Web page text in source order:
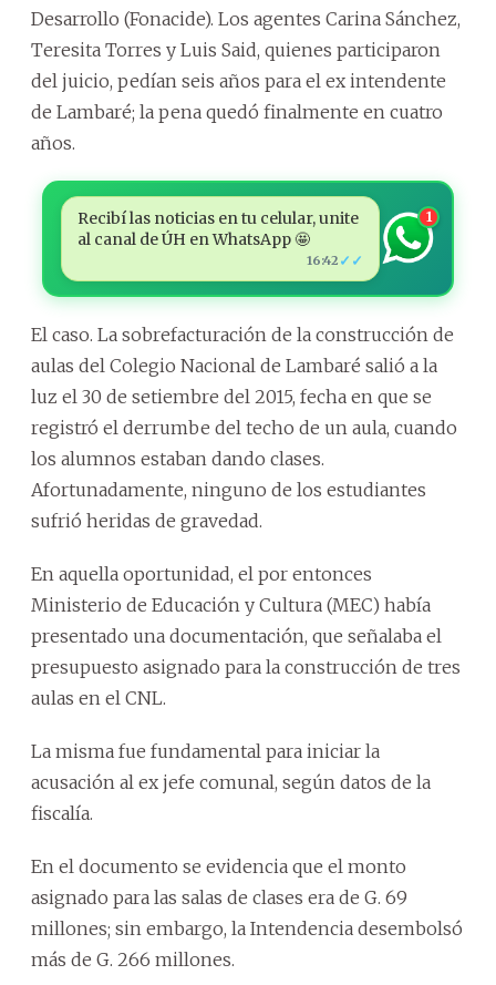
Desarrollo (Fonacide). Los agentes Carina Sánchez,
Teresita Torres y Luis Said, quienes participaron
del juicio, pedían seis años para el ex intendente
de Lambaré; la pena quedó finalmente en cuatro
años.
Recibí las noticias en tu celular, unite
al canal de ÚH en WhatsApp 🤩
16:42 ✓✓
1
El caso. La sobrefacturación de la construcción de
aulas del Colegio Nacional de Lambaré salió a la
luz el 30 de setiembre del 2015, fecha en que se
registró el derrumbe del techo de un aula, cuando
los alumnos estaban dando clases.
Afortunadamente, ninguno de los estudiantes
sufrió heridas de gravedad.
En aquella oportunidad, el por entonces
Ministerio de Educación y Cultura (MEC) había
presentado una documentación, que señalaba el
presupuesto asignado para la construcción de tres
aulas en el CNL.
La misma fue fundamental para iniciar la
acusación al ex jefe comunal, según datos de la
fiscalía.
En el documento se evidencia que el monto
asignado para las salas de clases era de G. 69
millones; sin embargo, la Intendencia desembolsó
más de G. 266 millones.